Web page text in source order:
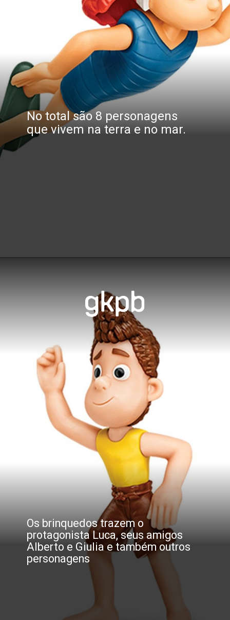
No total são 8 personagens
que vivem na terra e no mar.
Os brinquedos trazem o
protagonista Luca, seus amigos
Alberto e Giulia e também outros
personagens